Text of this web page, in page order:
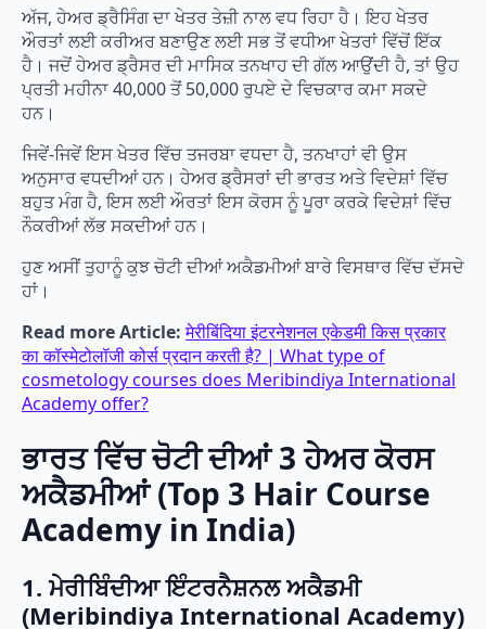
ਅੱਜ, ਹੇਅਰ ਡ੍ਰੈਸਿੰਗ ਦਾ ਖੇਤਰ ਤੇਜ਼ੀ ਨਾਲ ਵਧ ਰਿਹਾ ਹੈ। ਇਹ ਖੇਤਰ
ਔਰਤਾਂ ਲਈ ਕਰੀਅਰ ਬਣਾਉਣ ਲਈ ਸਭ ਤੋਂ ਵਧੀਆ ਖੇਤਰਾਂ ਵਿੱਚੋਂ ਇੱਕ
ਹੈ। ਜਦੋਂ ਹੇਅਰ ਡ੍ਰੈਸਰ ਦੀ ਮਾਸਿਕ ਤਨਖਾਹ ਦੀ ਗੱਲ ਆਉਂਦੀ ਹੈ, ਤਾਂ ਉਹ
ਪ੍ਰਤੀ ਮਹੀਨਾ 40,000 ਤੋਂ 50,000 ਰੁਪਏ ਦੇ ਵਿਚਕਾਰ ਕਮਾ ਸਕਦੇ
ਹਨ।
ਜਿਵੇਂ-ਜਿਵੇਂ ਇਸ ਖੇਤਰ ਵਿੱਚ ਤਜਰਬਾ ਵਧਦਾ ਹੈ, ਤਨਖਾਹਾਂ ਵੀ ਉਸ
ਅਨੁਸਾਰ ਵਧਦੀਆਂ ਹਨ। ਹੇਅਰ ਡ੍ਰੈਸਰਾਂ ਦੀ ਭਾਰਤ ਅਤੇ ਵਿਦੇਸ਼ਾਂ ਵਿੱਚ
ਬਹੁਤ ਮੰਗ ਹੈ, ਇਸ ਲਈ ਔਰਤਾਂ ਇਸ ਕੋਰਸ ਨੂੰ ਪੂਰਾ ਕਰਕੇ ਵਿਦੇਸ਼ਾਂ ਵਿੱਚ
ਨੌਕਰੀਆਂ ਲੱਭ ਸਕਦੀਆਂ ਹਨ।
ਹੁਣ ਅਸੀਂ ਤੁਹਾਨੂੰ ਕੁਝ ਚੋਟੀ ਦੀਆਂ ਅਕੈਡਮੀਆਂ ਬਾਰੇ ਵਿਸਥਾਰ ਵਿੱਚ ਦੱਸਦੇ
ਹਾਂ।
Read more Article: मेरीबिंदिया इंटरनेशनल एकेडमी किस प्रकार
का कॉस्मेटोलॉजी कोर्स प्रदान करती है? | What type of
cosmetology courses does Meribindiya International
Academy offer?
ਭਾਰਤ ਵਿੱਚ ਚੋਟੀ ਦੀਆਂ 3 ਹੇਅਰ ਕੋਰਸ
ਅਕੈਡਮੀਆਂ (Top 3 Hair Course
Academy in India)
1. ਮੇਰੀਬਿੰਦੀਆ ਇੰਟਰਨੈਸ਼ਨਲ ਅਕੈਡਮੀ
(Meribindiya International Academy)